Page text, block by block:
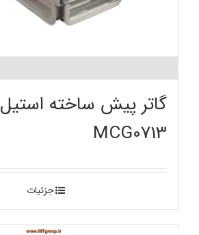
گاتر پیش ساخته استیل
MCG0713
جزئیات